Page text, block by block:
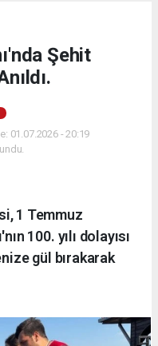
Şehit
01.07.2026 - 20:19
1 Temmuz
100. yılı dolayısı
gül bırakarak